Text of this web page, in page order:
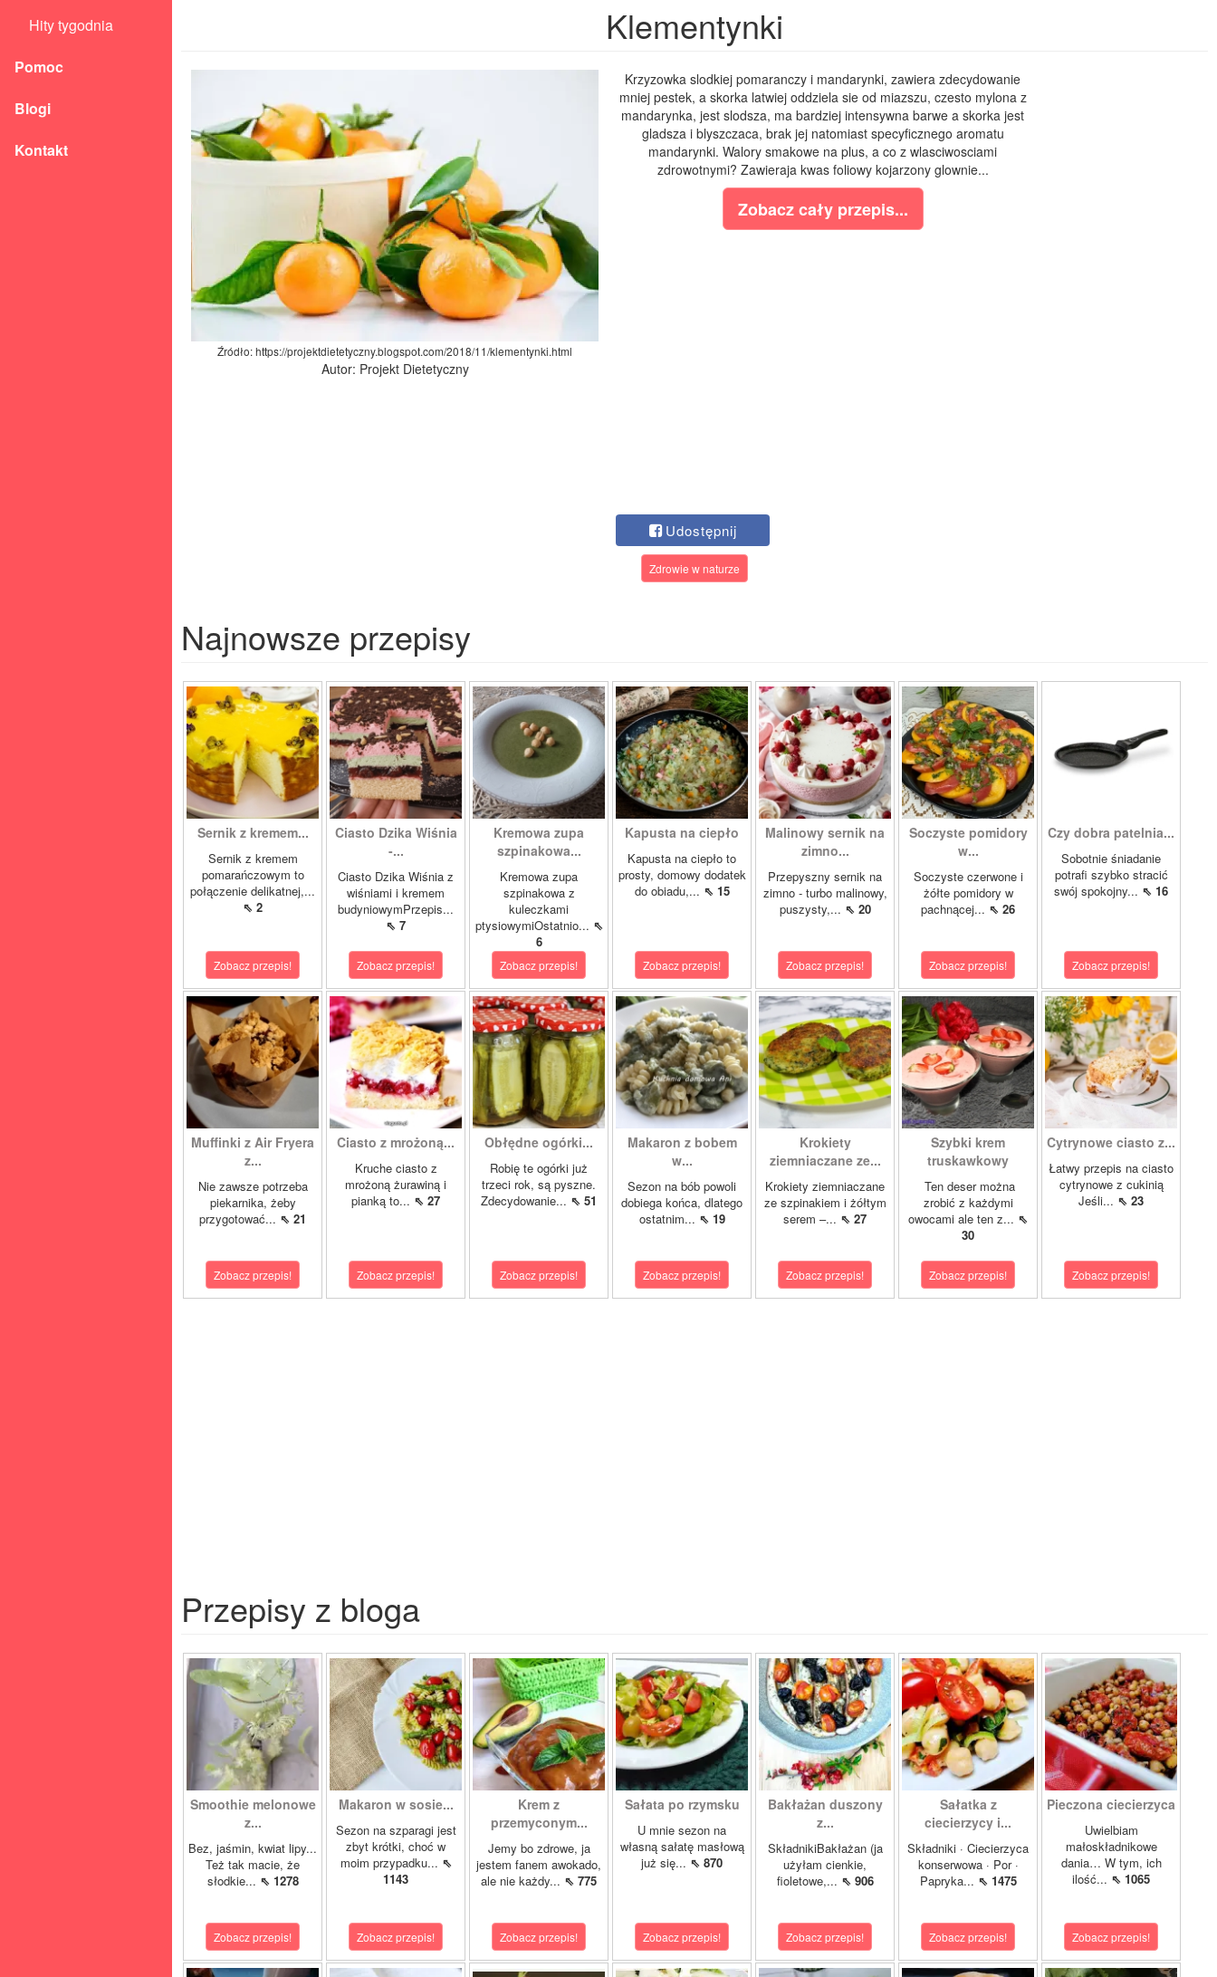
Hity tygodnia
Pomoc
Blogi
Kontakt
Klementynki
Źródło: https://projektdietetyczny.blogspot.com/2018/11/klementynki.html
Autor: Projekt Dietetyczny
Krzyzowka slodkiej pomaranczy i mandarynki, zawiera zdecydowanie
mniej pestek, a skorka latwiej oddziela sie od miazszu, czesto mylona z
mandarynka, jest slodsza, ma bardziej intensywna barwe a skorka jest
gladsza i blyszczaca, brak jej natomiast specyficznego aromatu
mandarynki. Walory smakowe na plus, a co z wlasciwosciami
zdrowotnymi? Zawieraja kwas foliowy kojarzony glownie...
Zobacz cały przepis...
Udostępnij
Zdrowie w naturze
Najnowsze przepisy
Sernik z kremem...
Sernik z kremem
pomarańczowym to
połączenie delikatnej,...
⇖ 2
Zobacz przepis!
Ciasto Dzika Wiśnia
-...
Ciasto Dzika Wiśnia z
wiśniami i kremem
budyniowymPrzepis...
⇖ 7
Zobacz przepis!
Kremowa zupa
szpinakowa...
Kremowa zupa
szpinakowa z
kuleczkami
ptysiowymiOstatnio... ⇖
6
Zobacz przepis!
Kapusta na ciepło
Kapusta na ciepło to
prosty, domowy dodatek
do obiadu,... ⇖ 15
Zobacz przepis!
Malinowy sernik na
zimno...
Przepyszny sernik na
zimno - turbo malinowy,
puszysty,... ⇖ 20
Zobacz przepis!
Soczyste pomidory
w...
Soczyste czerwone i
żółte pomidory w
pachnącej... ⇖ 26
Zobacz przepis!
Czy dobra patelnia...
Sobotnie śniadanie
potrafi szybko stracić
swój spokojny... ⇖ 16
Zobacz przepis!
Muffinki z Air Fryera
z...
Nie zawsze potrzeba
piekarnika, żeby
przygotować... ⇖ 21
Zobacz przepis!
Ciasto z mrożoną...
Kruche ciasto z
mrożoną żurawiną i
pianką to... ⇖ 27
Zobacz przepis!
Obłędne ogórki...
Robię te ogórki już
trzeci rok, są pyszne.
Zdecydowanie... ⇖ 51
Zobacz przepis!
Makaron z bobem
w...
Sezon na bób powoli
dobiega końca, dlatego
ostatnim... ⇖ 19
Zobacz przepis!
Krokiety
ziemniaczane ze...
Krokiety ziemniaczane
ze szpinakiem i żółtym
serem –... ⇖ 27
Zobacz przepis!
Szybki krem
truskawkowy
Ten deser można
zrobić z każdymi
owocami ale ten z... ⇖
30
Zobacz przepis!
Cytrynowe ciasto z...
Łatwy przepis na ciasto
cytrynowe z cukinią
Jeśli... ⇖ 23
Zobacz przepis!
Przepisy z bloga
Smoothie melonowe
z...
Bez, jaśmin, kwiat lipy...
Też tak macie, że
słodkie... ⇖ 1278
Zobacz przepis!
Makaron w sosie...
Sezon na szparagi jest
zbyt krótki, choć w
moim przypadku... ⇖
1143
Zobacz przepis!
Krem z
przemyconym...
Jemy bo zdrowe, ja
jestem fanem awokado,
ale nie każdy... ⇖ 775
Zobacz przepis!
Sałata po rzymsku
U mnie sezon na
własną sałatę masłową
już się... ⇖ 870
Zobacz przepis!
Bakłażan duszony
z...
SkładnikiBakłażan (ja
użyłam cienkie,
fioletowe,... ⇖ 906
Zobacz przepis!
Sałatka z
ciecierzycy i...
Składniki · Ciecierzyca
konserwowa · Por ·
Papryka... ⇖ 1475
Zobacz przepis!
Pieczona ciecierzyca
Uwielbiam
małoskładnikowe
dania… W tym, ich
ilość... ⇖ 1065
Zobacz przepis!